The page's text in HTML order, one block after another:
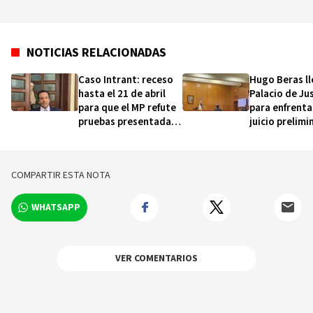
NOTICIAS RELACIONADAS
Caso Intrant: receso
hasta el 21 de abril
para que el MP refute
pruebas presentadas
Hugo Beras
Palacio de
para
juicio
COMPARTIR ESTA NOTA
WHATSAPP
VER COMENTARIOS